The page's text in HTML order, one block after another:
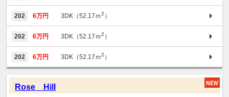
202 6万円 3DK（52.17ｍ2 ）
202 6万円 3DK（52.17ｍ2 ）
202 6万円 3DK（52.17ｍ2 ）
Rose Hill